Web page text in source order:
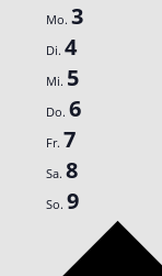
Mo. 3
Di. 4
Mi. 5
Do. 6
Fr. 7
Sa. 8
So. 9
Nächste
Woche